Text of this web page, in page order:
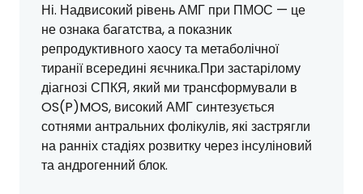
Ні. Надвисокий рівень АМГ при ПМОС — це
не ознака багатства, а показник
репродуктивного хаосу та метаболічної
тиранії всередині яєчника.При застарілому
діагнозі СПКЯ, який ми трансформували в
OS(P)MOS, високий АМГ синтезується
сотнями антральних фолікулів, які застрягли
на ранніх стадіях розвитку через інсуліновий
та андрогенний блок.